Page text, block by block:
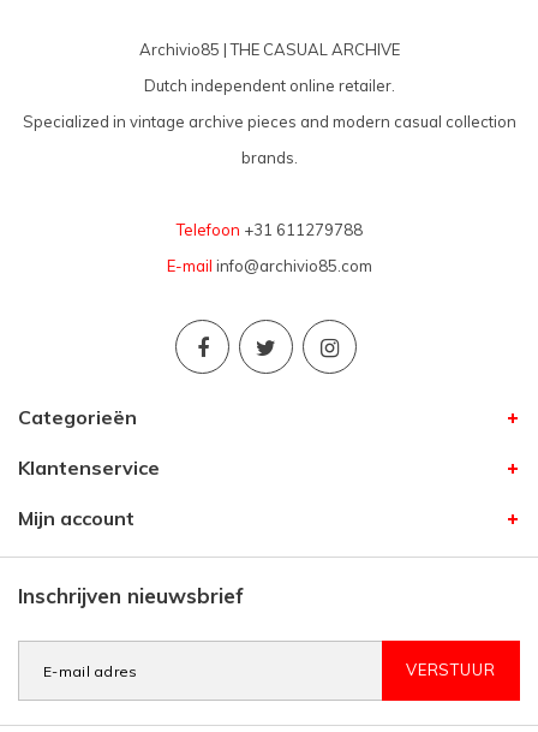
Archivio85 | THE CASUAL ARCHIVE
Dutch independent online retailer.
Specialized in vintage archive pieces and modern casual collection
brands.
Telefoon +31 611279788
E-mail info@archivio85.com
Categorieën
Klantenservice
Mijn account
Inschrijven nieuwsbrief
VERSTUUR